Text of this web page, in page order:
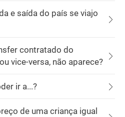
e saída do país se viajo
contratado do
vice-versa, não aparece?
ir a...?
de uma criança igual